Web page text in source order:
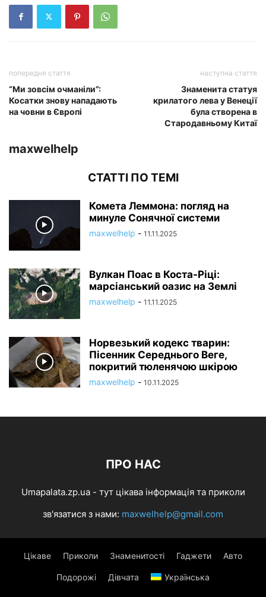
попередня стаття
“Ми зовсім очманіли”:
Косатки знову нападають
на човни в Європі
наступна стаття
Знаменита статуя
крилатого лева у Венеції
була створена в
Стародавньому Китаї
maxwelhelp
СТАТТІ ПО ТЕМІ
Комета Леммона: погляд на
минуле Сонячної системи
maxwelhelp - 11.11.2025
Вулкан Поас в Коста-Ріці:
марсіанський оазис на Землі
maxwelhelp - 11.11.2025
Норвезький кодекс тварин:
Пісенник Середнього Веге,
покритий тюленячою шкірою
maxwelhelp - 10.11.2025
ПРО НАС
Umapalata.zp.ua - тут цікава інформація та приколи
зв'язатися з нами: maxwelhelp@gmail.com
Цікаве Приколи Знаменитості Гаджети Авто
Подорожі Дівчата Українська